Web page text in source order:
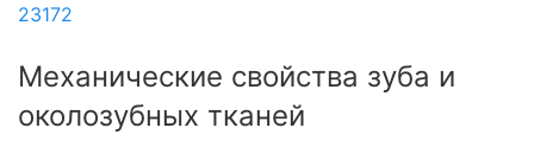
23172
Механические свойства зуба и
околозубных тканей